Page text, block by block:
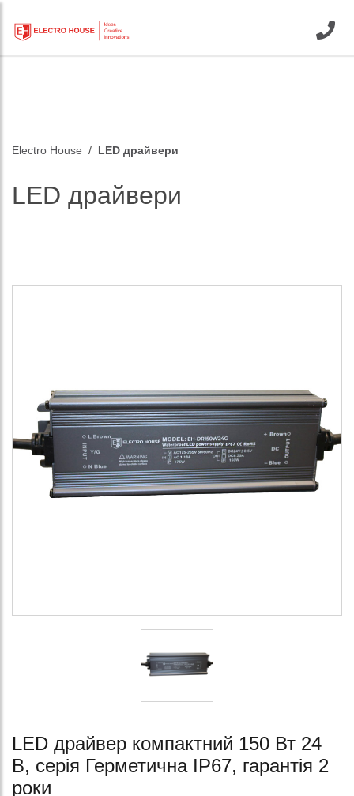
Electro House LED драйвери
LED драйвери
LED драйвер компактний 150 Вт 24
В, серія Герметична IP67, гарантія 2
роки